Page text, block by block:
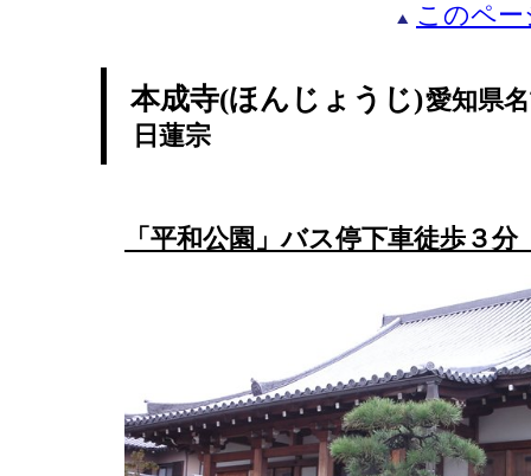
このペ
本成寺(ほんじょうじ)愛知県
日蓮宗
「平和公園」バス停下車徒歩３分